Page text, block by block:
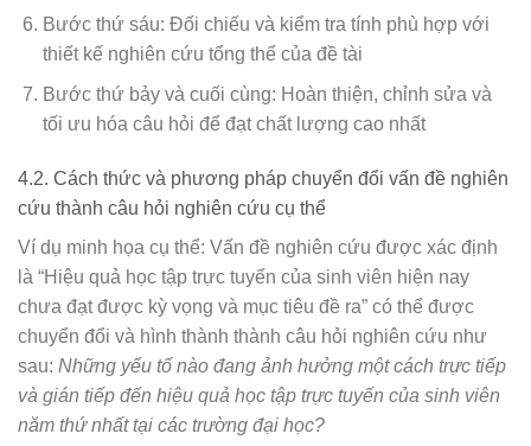
Bước thứ sáu: Đối chiếu và kiểm tra tính phù hợp với
thiết kế nghiên cứu tổng thể của đề tài
Bước thứ bảy và cuối cùng: Hoàn thiện, chỉnh sửa và
tối ưu hóa câu hỏi để đạt chất lượng cao nhất
4.2. Cách thức và phương pháp chuyển đổi vấn đề nghiên
cứu thành câu hỏi nghiên cứu cụ thể
Ví dụ minh họa cụ thể: Vấn đề nghiên cứu được xác định
là “Hiệu quả học tập trực tuyến của sinh viên hiện nay
chưa đạt được kỳ vọng và mục tiêu đề ra” có thể được
chuyển đổi và hình thành thành câu hỏi nghiên cứu như
sau: Những yếu tố nào đang ảnh hưởng một cách trực tiếp
và gián tiếp đến hiệu quả học tập trực tuyến của sinh viên
năm thứ nhất tại các trường đại học?